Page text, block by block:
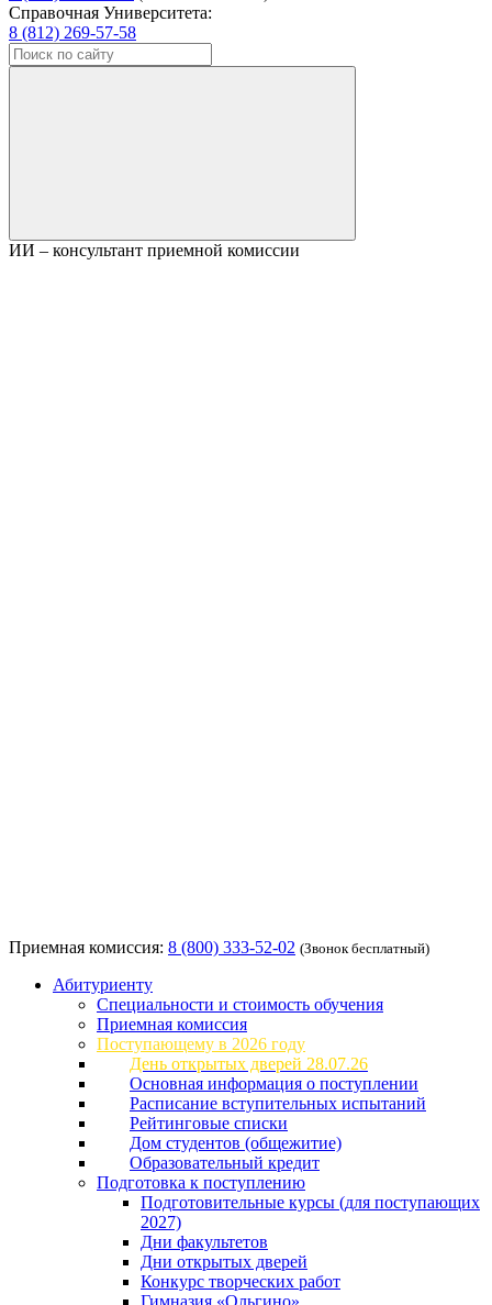
Справочная Университета:
8 (812) 269-57-58
ИИ – консультант приемной комиссии
Приемная комиссия: 8 (800) 333-52-02 (Звонок бесплатный)
Абитуриенту
Специальности и стоимость обучения
Приемная комиссия
Поступающему в 2026 году
День открытых дверей 28.07.26
Основная информация о поступлении
Расписание вступительных испытаний
Рейтинговые списки
Дом студентов (общежитие)
Образовательный кредит
Подготовка к поступлению
Подготовительные курсы (для поступающих
2027)
Дни факультетов
Дни открытых дверей
Конкурс творческих работ
Гимназия «Ольгино»